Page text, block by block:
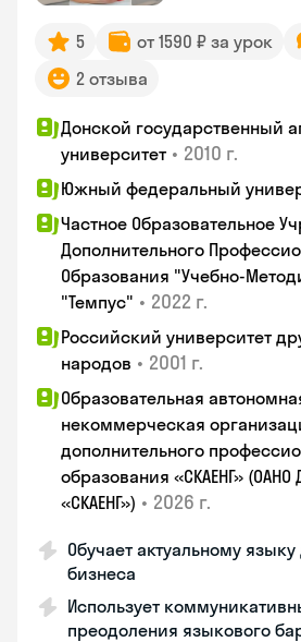
5 от 1590 ₽ за урок
2 отзыва
Донской государственный
университет • 2010 г.
Южный федеральный
Частное Образовательное
Дополнительного
Образования "Учебно-
"Темпус" • 2022 г.
Российский университет
народов • 2001 г.
Образовательная
некоммерческая
дополнительного
образования «СКАЕНГ» (ОАНО
«СКАЕНГ») • 2026 г.
Обучает актуальному
бизнеса
Использует
преодоления языкового